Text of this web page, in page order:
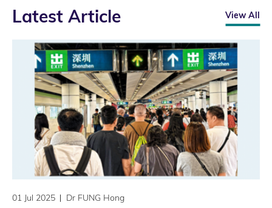
Latest Article View All
01 Jul 2025 Dr FUNG Hong